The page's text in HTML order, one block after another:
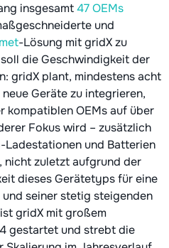
insgesamt47 OEMs
und
-Lösung mit gridX zu
die Geschwindigkeit der
gridX plant, mindestens acht
neue Geräte zu integrieren,
kompatiblen OEMs auf über
Fokus wird – zusätzlich
und Batterien
nicht zuletzt aufgrund der
dieses Gerätetyps für eine
seiner stetig steigenden
gridX mit großem
gestartet und strebt die